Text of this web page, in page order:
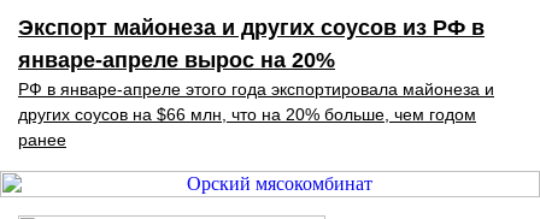
Экспорт майонеза и других соусов из РФ в
январе-апреле вырос на 20%
РФ в январе-апреле этого года экспортировала майонеза и
других соусов на $66 млн, что на 20% больше, чем годом
ранее